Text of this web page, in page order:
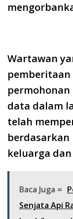
Wartawan
data dalam
telah
keluarga
Baca Juga =
Senjata Api